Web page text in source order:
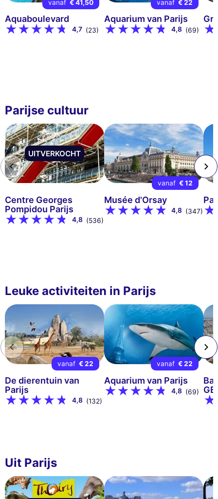
vanaf € 41,50
Aquaboulevard
4,7 (23)
vanaf € 22
Aquarium van Parijs
4,8 (69)
Parijse cultuur
UITVERKOCHT
Centre Georges
Pompidou Parijs
4,8 (536)
vanaf € 12
Musée d'Orsay
4,8 (347)
Leuke activiteiten in Parijs
vanaf € 22
De dierentuin van
Parijs
4,8 (132)
vanaf € 22
Aquarium van Parijs
4,8 (69)
Uit Parijs